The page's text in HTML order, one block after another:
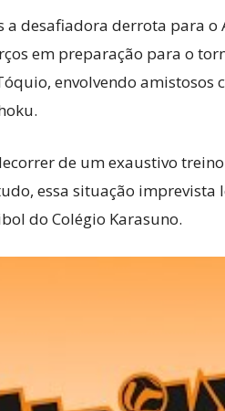
a desafiadora derrota para o
em preparação para o
envolvendo amistosos
de um exaustivo
essa situação
do Colégio Karasuno.